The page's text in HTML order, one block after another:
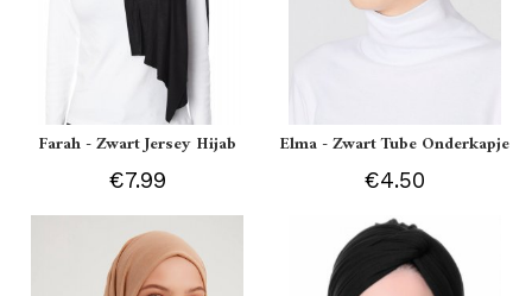
Farah - Zwart Jersey Hijab
€7.99
Elma - Zwart Tube Onderkapje
€4.50